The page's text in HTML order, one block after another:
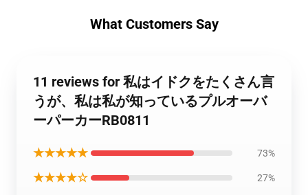
What Customers Say
11 reviews for 私はイドクをたくさん言
うが、私は私が知っているプルオーバ
ーパーカーRB0811
★★★★★ 73%
★★★★☆ 27%